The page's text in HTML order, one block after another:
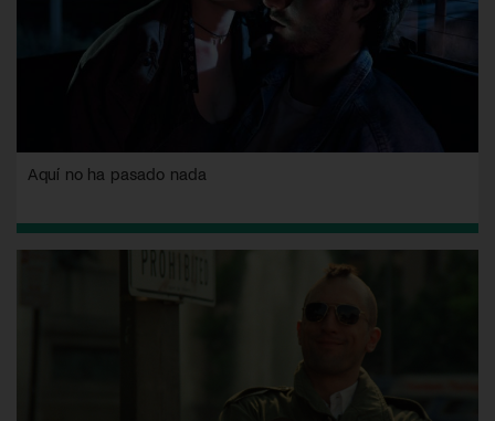
Aquí no ha pasado nada